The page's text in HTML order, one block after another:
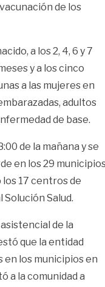
de los
a los 2, 4, 6 y 7
y a los cinco
a las mujeres en
adultos
de base.
de la mañana y se
en los 29
17 centros de
Salud.
de la
que la entidad
los municipios en
a la comunidad a